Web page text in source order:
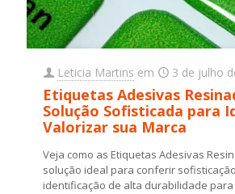
Leticia Martins em 3 de julho
Etiquetas Adesivas
Solução Sofisticada para
Valorizar sua Marca
Veja como as Etiquetas Adesivas
solução ideal para conferir
identificação de alta durabilidade